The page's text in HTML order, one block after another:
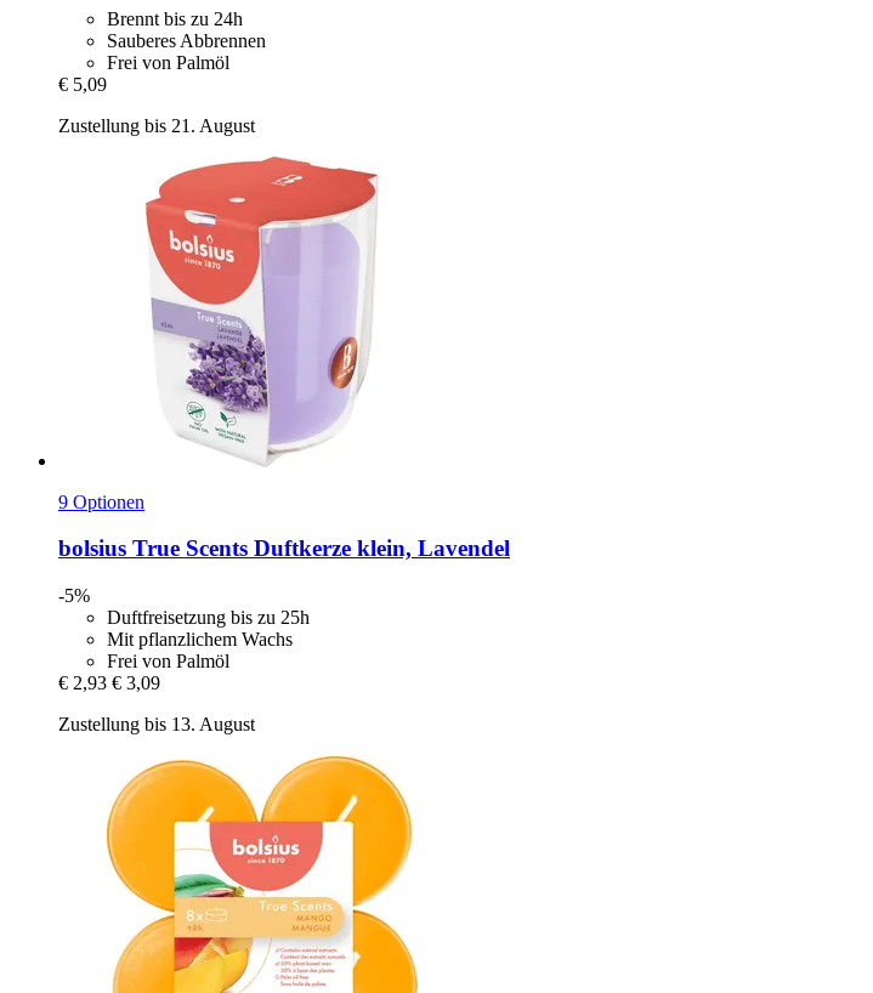
Brennt bis zu 24h
Sauberes Abbrennen
Frei von Palmöl
€ 5,09
Zustellung bis 21. August
9 Optionen
bolsius True Scents Duftkerze klein, Lavendel
-5%
Duftfreisetzung bis zu 25h
Mit pflanzlichem Wachs
Frei von Palmöl
€ 2,93 € 3,09
Zustellung bis 13. August